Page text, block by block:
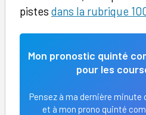
pistes dans la rubrique
Mon pronostic quinté
pour les
Pensez à ma dernière
et à mon prono quinté